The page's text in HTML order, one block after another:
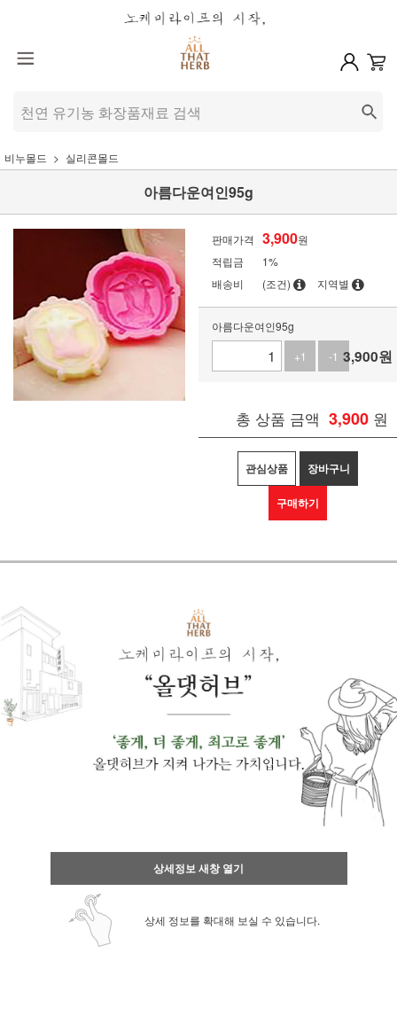
비누몰드 실리콘몰드
아름다운여인95g
판매가격 3,900원
적립금
1%
배송비
(조건) 지역별
아름다운여인95g
+1
-1 3,900원
총 상품 금액 3,900 원
관심상품 장바구니
구매하기
상세정보 새창 열기
상세 정보를 확대해 보실 수 있습니다.